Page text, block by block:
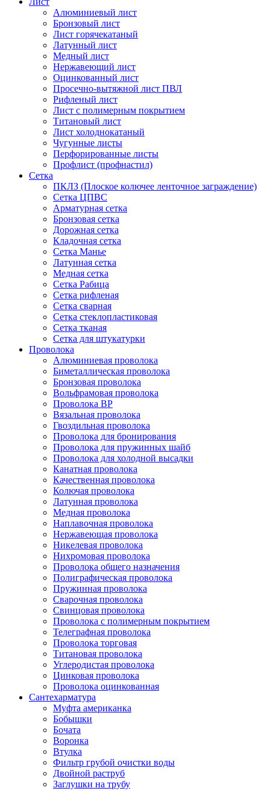
Алюминиевый лист
Бронзовый лист
Лист горячекатаный
Латунный лист
Медный лист
Нержавеющий лист
Оцинкованный лист
Просечно-вытяжной лист ПВЛ
Рифленый лист
Лист с полимерным покрытием
Титановый лист
Лист холоднокатаный
Чугунные листы
Перфорированные листы
Профлист (профнастил)
Сетка
ПКЛЗ (Плоское колючее ленточное заграждение)
Сетка ЦПВС
Арматурная сетка
Бронзовая сетка
Дорожная сетка
Кладочная сетка
Сетка Манье
Латунная сетка
Медная сетка
Сетка Рабица
Сетка рифленая
Сетка сварная
Сетка стеклопластиковая
Сетка тканая
Сетка для штукатурки
Проволока
Алюминиевая проволока
Биметаллическая проволока
Бронзовая проволока
Вольфрамовая проволока
Проволока ВР
Вязальная проволока
Гвоздильная проволока
Проволока для бронирования
Проволока для пружинных шайб
Проволока для холодной высадки
Канатная проволока
Качественная проволока
Колючая проволока
Латунная проволока
Медная проволока
Наплавочная проволока
Нержавеющая проволока
Никелевая проволока
Нихромовая проволока
Проволока общего назначения
Полиграфическая проволока
Пружинная проволока
Сварочная проволока
Свинцовая проволока
Проволока с полимерным покрытием
Телеграфная проволока
Проволока торговая
Титановая проволока
Углеродистая проволока
Цинковая проволока
Проволока оцинкованная
Сантехарматура
Муфта американка
Бобышки
Бочата
Воронка
Втулка
Фильтр грубой очистки воды
Двойной раструб
Заглушки на трубу